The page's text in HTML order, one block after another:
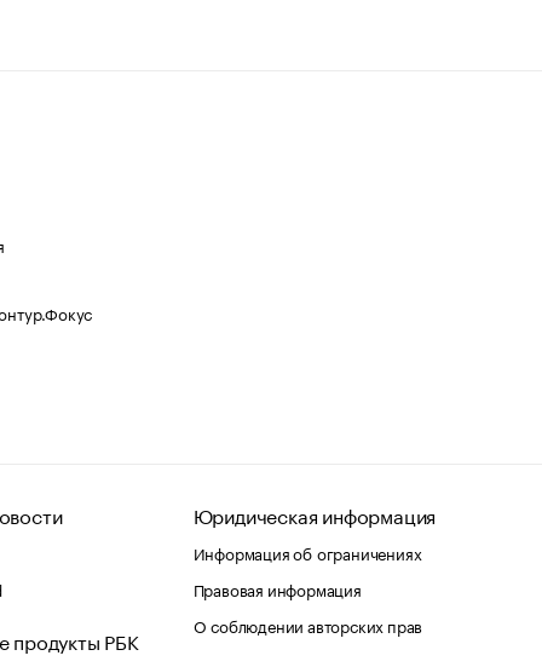
продукты РБК
Юридическая информация
Информация об ограничениях
Правовая информация
О соблюдении авторских прав